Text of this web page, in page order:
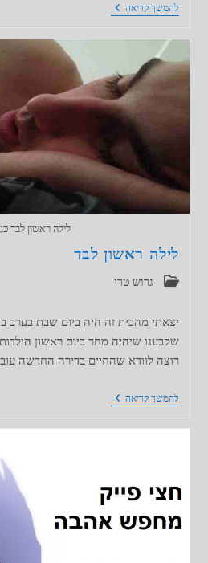
להמשך קריאההדייט
שאילף
לילה ראשון לבד
לילה ראשון לבד
קטגוריה:גרוש טרי
יצאתי מהבית זה היה ביום שבת בערב
שקבענו שיהיה מחר ביום ראשון
רוצה לוודא שהחיים בדירה החדשה
להמשך קריאהלילה
ראשון